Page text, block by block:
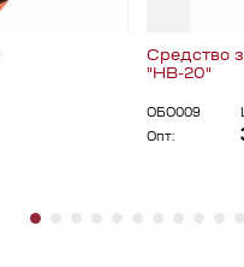
Средство
"НВ-20"
ОБО009
Опт: